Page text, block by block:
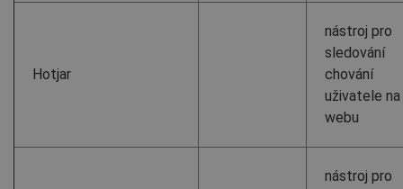
Hotjar
nástroj pro
sledování
chování
uživatele na
webu
nástroj pro